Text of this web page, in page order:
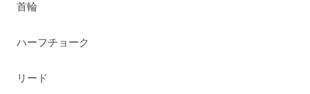
首輪
ハーフチョーク
リード